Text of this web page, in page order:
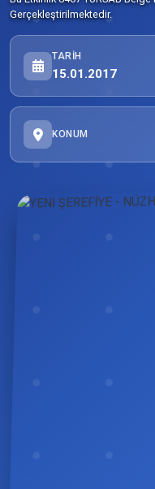
Gerçekleştirilmektedir.
TARIH
15.01.2017
KONUM